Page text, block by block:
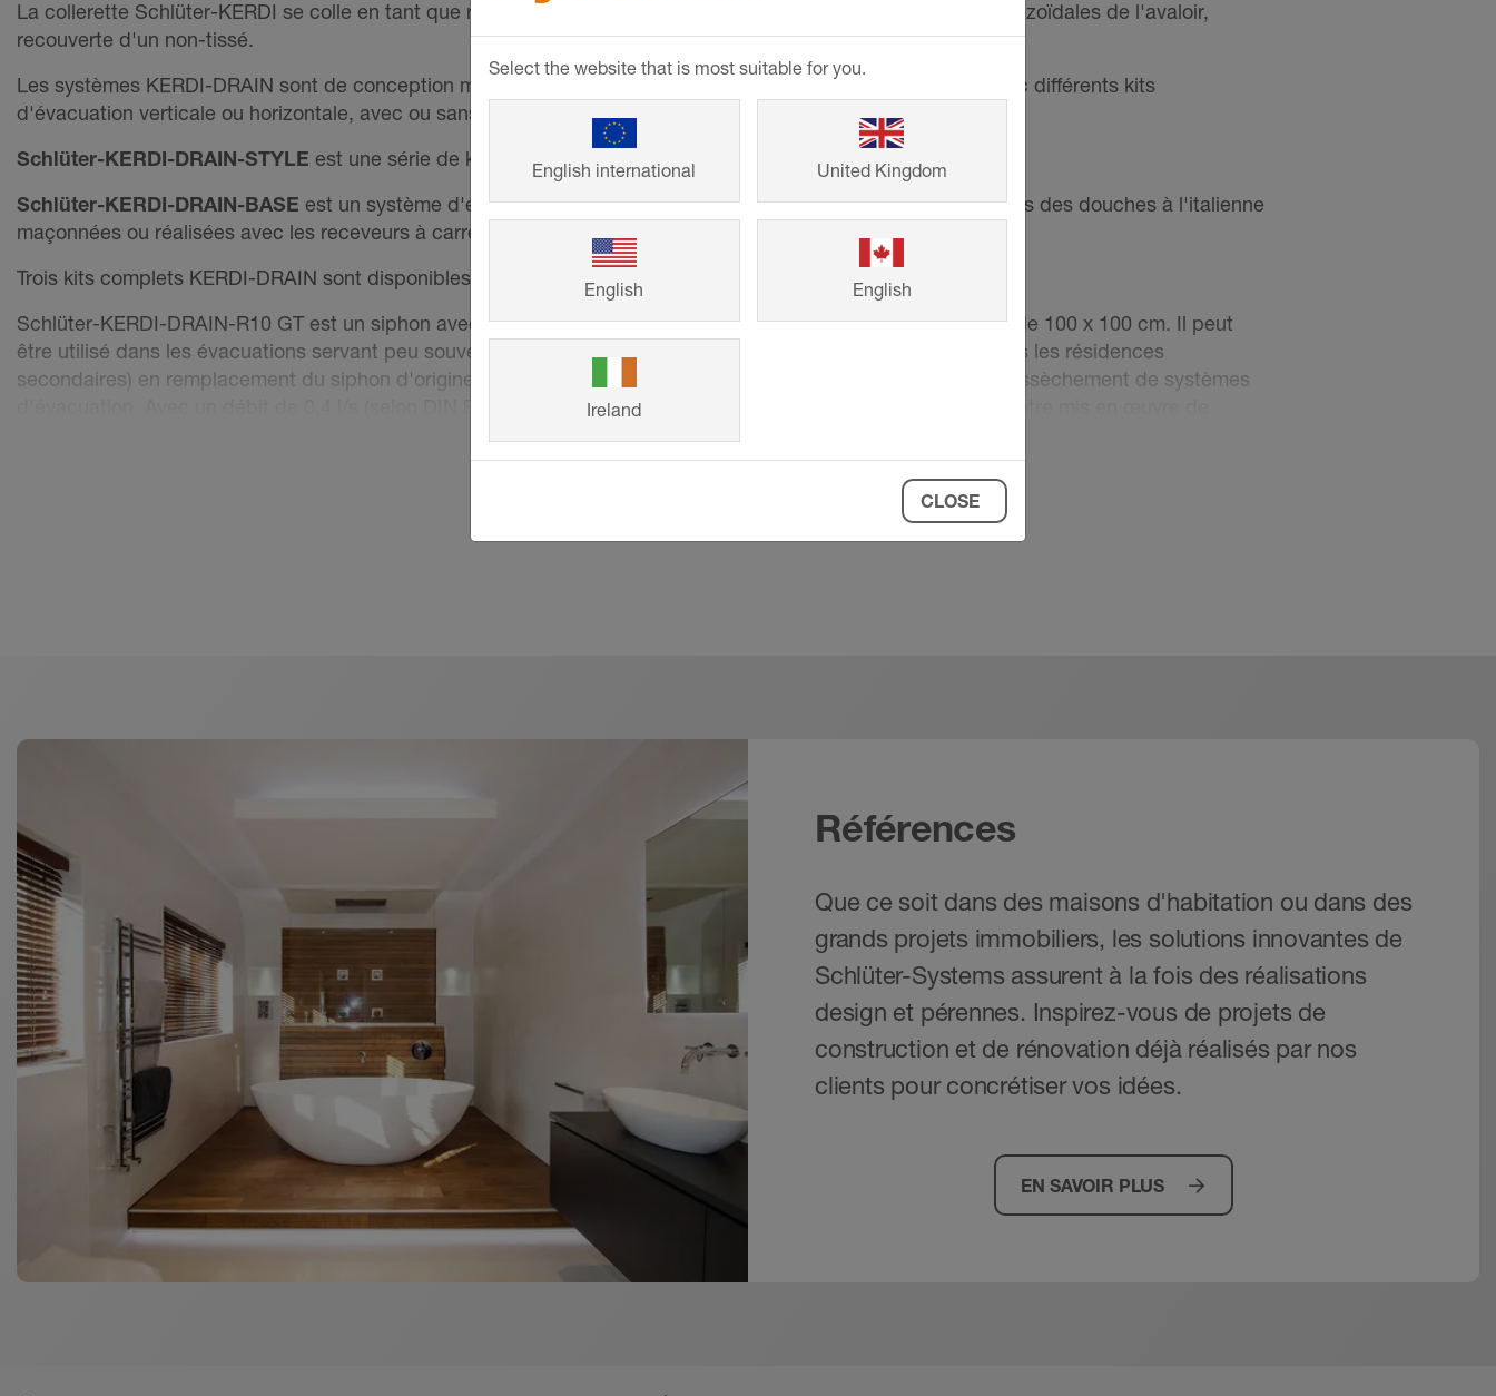
La collerette Schlüter-KERDI se colle en tant que raccordement à l'étanchéité sur la platine à perforations trapézoïdales de l'avaloir,
recouverte d'un non-tissé.
Les systèmes KERDI-DRAIN sont de conception modulaire et permettent de combiner des kits grille/cadre avec différents kits
d'évacuation verticale ou horizontale, avec ou sans siphon.
Schlüter-KERDI-DRAIN-STYLE est une série de kits grille/cadre design avec un cadre discret.
Schlüter-KERDI-DRAIN-BASE est un système d'évacuation de sol de faible épaisseur adapté au montage dans des douches à l'italienne
maçonnées ou réalisées avec les receveurs à carreler Schlüter-KERDI-SHOWER.
Trois kits complets KERDI-DRAIN sont disponibles pour l'installation de systèmes d'évacuation de sol.
Schlüter-KERDI-DRAIN-R10 GT est un siphon avec clapet anti-retour en silicone pour tous les kits grille/cadre de 100 x 100 cm. Il peut
être utilisé dans les évacuations servant peu souvent (par exemple dans les salles de bains pour invités ou dans les résidences
secondaires) en remplacement du siphon d'origine et évite l'apparition d'odeurs pouvant se produire lors de l'assèchement de systèmes
d'évacuation. Avec un débit de 0,4 l/s (selon DIN EN 1253), le siphon avec clapet anti-retour peut également y être mis en œuvre de
Références
Que ce soit dans des maisons d'habitation ou dans des
grands projets immobiliers, les solutions innovantes de
Schlüter-Systems assurent à la fois des réalisations
design et pérennes. Inspirez-vous de projets de
construction et de rénovation déjà réalisés par nos
clients pour concrétiser vos idées.
EN SAVOIR PLUS
Select the website that is most suitable for you.
English international United Kingdom
English English
Ireland
CLOSE